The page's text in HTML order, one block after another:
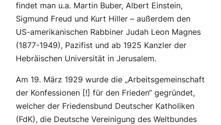
findet man u.a. Martin Buber, Albert Einstein,
Sigmund Freud und Kurt Hiller – außerdem den
US-amerikanischen Rabbiner Judah Leon Magnes
(1877-1949), Pazifist und ab 1925 Kanzler der
Hebräischen Universität in Jerusalem.
Am 19. März 1929 wurde die „Arbeitsgemeinschaft
der Konfessionen [!] für den Frieden“ gegründet,
welcher der Friedensbund Deutscher Katholiken
(FdK), die Deutsche Vereinigung des Weltbundes